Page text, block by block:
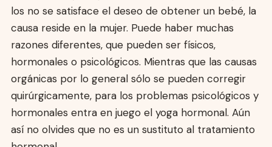
los no se satisface el deseo de obtener un bebé, la
causa reside en la mujer. Puede haber muchas
razones diferentes, que pueden ser físicos,
hormonales o psicológicos. Mientras que las causas
orgánicas por lo general sólo se pueden corregir
quirúrgicamente, para los problemas psicológicos y
hormonales entra en juego el yoga hormonal. Aún
así no olvides que no es un sustituto al tratamiento